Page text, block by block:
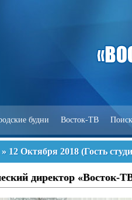
будни Восток-ТВ Поиск
» 12 Октября 2018 (Гость
директор «Восток-